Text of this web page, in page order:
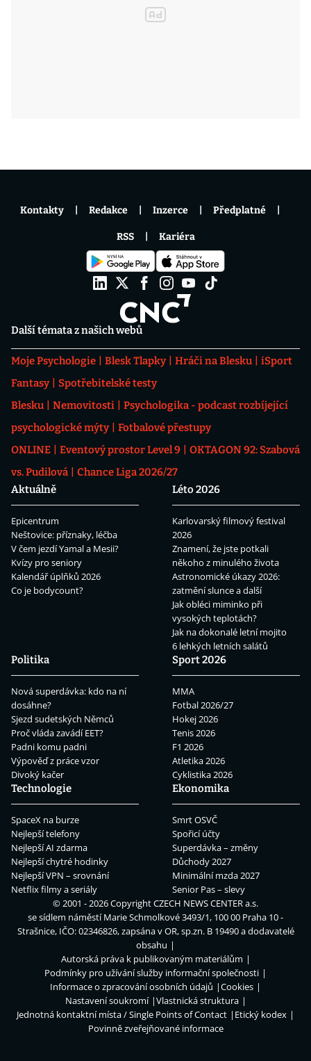
Další témata z našich webů
Moje Psychologie Blesk Tlapky Hráči na Blesku
iSport
Fantasy
Spotřebitelské testy
Blesku
Nemovitosti
Psychologika - podcast rozbíjející
psychologické mýty
Fotbalové přestupy
ONLINE
Eventový prostor Level 9
OKTAGON 92: Szabová
vs. Pudilová
Chance Liga 2026/27
Aktuálně
Epicentrum
Neštovice: příznaky, léčba
V čem jezdí Yamal a Mesii?
Kvízy pro seniory
Kalendář úplňků 2026
Co je bodycount?
Léto 2026
Karlovarský filmový festival
2026
Znamení, že jste potkali
někoho z minulého života
Astronomické úkazy 2026:
zatmění slunce a další
Jak obléci miminko při
vysokých teplotách?
Jak na dokonalé letní mojito
6 lehkých letních salátů
Politika
Nová superdávka: kdo na ní
dosáhne?
Sjezd sudetských Němců
Proč vláda zavádí EET?
Padni komu padni
Výpověď z práce vzor
Divoký kačer
Sport 2026
MMA
Fotbal 2026/27
Hokej 2026
Tenis 2026
F1 2026
Atletika 2026
Cyklistika 2026
Technologie
SpaceX na burze
Nejlepší telefony
Nejlepší AI zdarma
Nejlepší chytré hodinky
Nejlepší VPN – srovnání
Netflix filmy a seriály
Ekonomika
Smrt OSVČ
Spořicí účty
Superdávka – změny
Důchody 2027
Minimální mzda 2027
Senior Pas – slevy
Kontakty Redakce Inzerce Předplatné
RSS Kariéra
© 2001 - 2026 CopyrightCZECH NEWS CENTER a.s.
se sídlem náměstí Marie Schmolkové 3493/1, 100 00 Praha 10 -
Strašnice, IČO: 02346826, zapsána v OR, sp.zn. B 19490 a dodavatelé
obsahu
Autorská práva k publikovaným materiálům
Podmínky pro užívání služby informační společnosti
Informace o zpracování osobních údajů
Cookies
Nastavení soukromí
Vlastnická struktura
Jednotná kontaktní místa / Single Points of Contact
Etický kodex
Povinně zveřejňované informace